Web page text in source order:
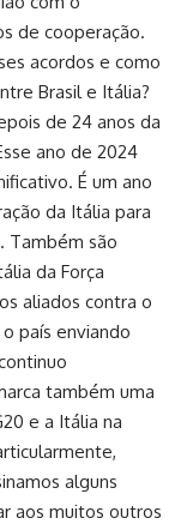
de cooperação.
acordos e como
Brasil e Itália?
de 24 anos da
ano de 2024
É um ano
da Itália para
Também são
da Força
aliados contra o
país enviando
também uma
e a Itália na
alguns
aos muitos outros